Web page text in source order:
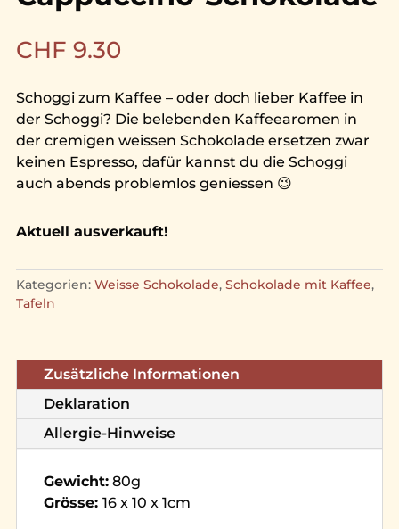
CHF 9.30
Schoggi zum Kaffee – oder doch lieber Kaffee in
der Schoggi? Die belebenden Kaffeearomen in
der cremigen weissen Schokolade ersetzen zwar
keinen Espresso, dafür kannst du die Schoggi
auch abends problemlos geniessen 😉
Aktuell ausverkauft!
Kategorien: Weisse Schokolade, Schokolade mit Kaffee,
Tafeln
Zusätzliche Informationen
Deklaration
Allergie-Hinweise
Gewicht:80g
Grösse: 16 x 10 x 1cm